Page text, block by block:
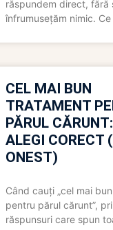
răspundem direct, fără
înfrumusețăm nimic.
CEL MAI BUN
TRATAMENT
PĂRUL
ALEGI CORECT
ONEST)
Când cauți „cel mai
pentru părul cărunt”,
răspunsuri care spun